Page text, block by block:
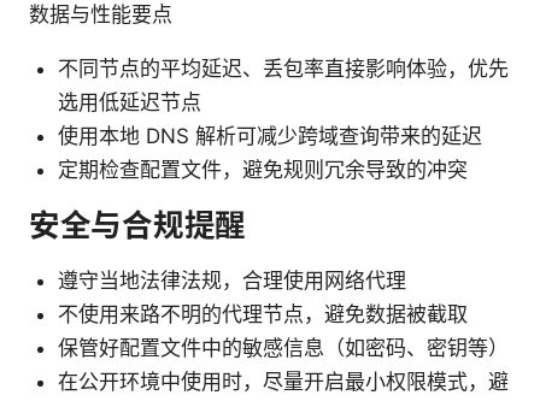
数据与性能要点
不同节点的平均延迟、丢包率直接影响体验，优先
选用低延迟节点
使用本地 DNS 解析可减少跨域查询带来的延迟
定期检查配置文件，避免规则冗余导致的冲突
安全与合规提醒
遵守当地法律法规，合理使用网络代理
不使用来路不明的代理节点，避免数据被截取
保管好配置文件中的敏感信息（如密码、密钥等）
在公开环境中使用时，尽量开启最小权限模式，避